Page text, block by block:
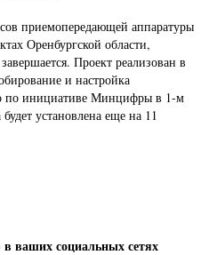
приемопередающей аппаратуры
Оренбургской области,
Проект реализован в
и настройка
по инициативе Минцифры в 1-м
установлена еще на 11
в ваших социальных сетях